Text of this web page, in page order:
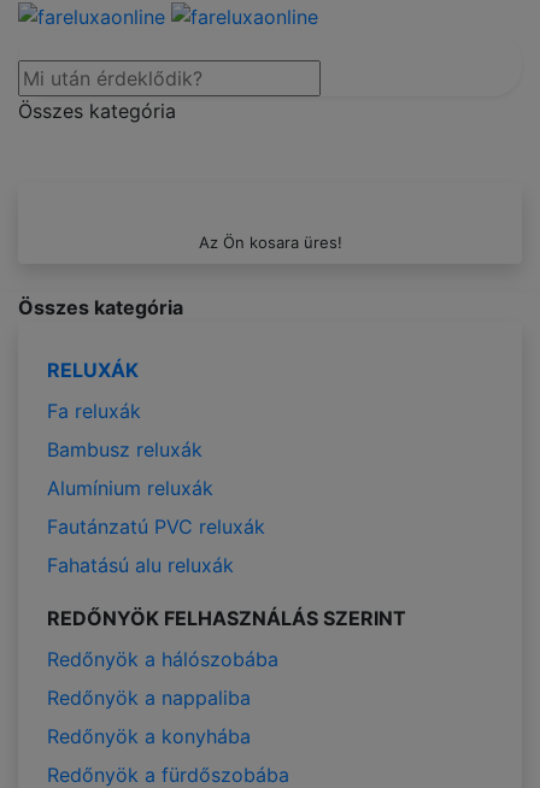
Összes kategória
Az Ön kosara üres!
Összes kategória
RELUXÁK
Fa reluxák
Bambusz reluxák
Alumínium reluxák
Fautánzatú PVC reluxák
Fahatású alu reluxák
REDŐNYÖK FELHASZNÁLÁS SZERINT
Redőnyök a hálószobába
Redőnyök a nappaliba
Redőnyök a konyhába
Redőnyök a fürdőszobába